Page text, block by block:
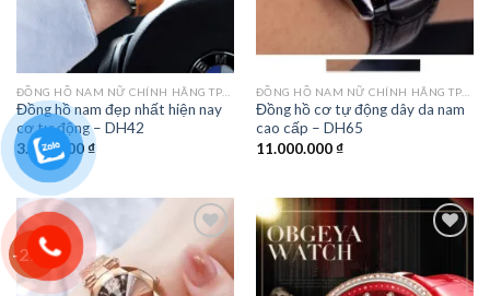
Đồng hồ nam đẹp nhất hiện nay
cơ tự động – DH42
3.250.000 ₫
Đồng hồ cơ tự động dây da nam
cao cấp – DH65
11.000.000₫
-29%
Add to Add to